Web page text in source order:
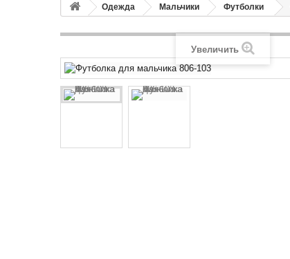
Одежда Мальчики Футболки
Увеличить